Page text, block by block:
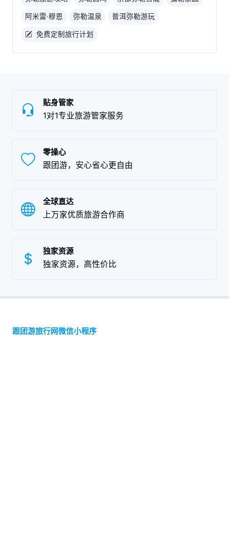
阿米雷·穆恩 弥勒温泉 普洱弥勒游玩
免费定制旅行计划
贴身管家
1对1专业旅游管家服务
零操心
跟团游，安心省心更自由
全球直达
上万家优质旅游合作商
独家资源
独家资源，高性价比
跟团游旅行网微信小程序